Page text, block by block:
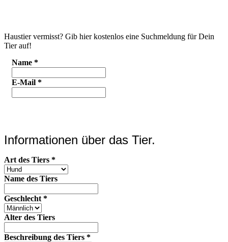
Haustier vermisst? Gib hier kostenlos eine Suchmeldung für Dein
Tier auf!
Name *
E-Mail *
Informationen über das Tier.
Art des Tiers *
Name des Tiers
Geschlecht *
Alter des Tiers
Beschreibung des Tiers *